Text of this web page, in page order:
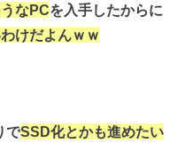
なPCを入手したからに
けだよんｗｗ
でSSD化とかも進めたい